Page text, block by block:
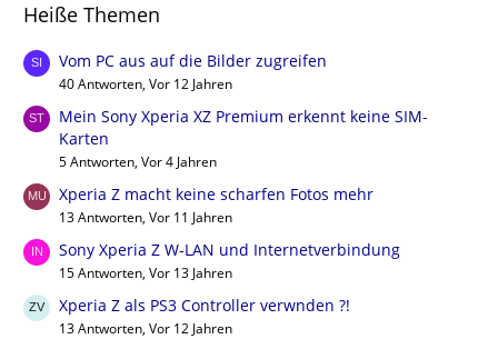
Heiße Themen
Vom PC aus auf die Bilder zugreifen
40 Antworten, Vor 12 Jahren
Mein Sony Xperia XZ Premium erkennt keine SIM-
Karten
5 Antworten, Vor 4 Jahren
Xperia Z macht keine scharfen Fotos mehr
13 Antworten, Vor 11 Jahren
Sony Xperia Z W-LAN und Internetverbindung
15 Antworten, Vor 13 Jahren
Xperia Z als PS3 Controller verwnden ?!
13 Antworten, Vor 12 Jahren